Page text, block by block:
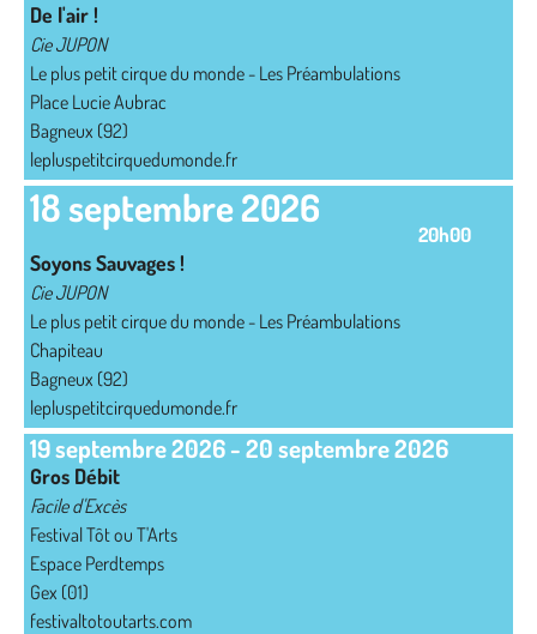
De l'air !
Cie JUPON
Le plus petit cirque du monde - Les Préambulations
Place Lucie Aubrac
Bagneux (92)
lepluspetitcirquedumonde.fr
18 septembre 2026
20h00
Soyons Sauvages !
Cie JUPON
Le plus petit cirque du monde - Les Préambulations
Chapiteau
Bagneux (92)
lepluspetitcirquedumonde.fr
19 septembre 2026-20 septembre 2026
Gros Débit
Facile d'Excès
Festival Tôt ou T'Arts
Espace Perdtemps
Gex (01)
festivaltotoutarts.com